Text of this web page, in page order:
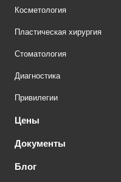
Косметология
Пластическая хирургия
Стоматология
Диагностика
Привилегии
Цены
Документы
Блог